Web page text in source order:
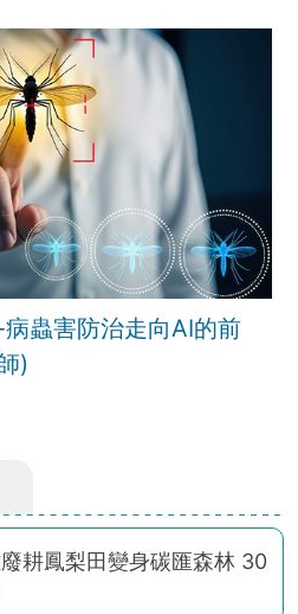
蟲害防治走向AI的前
)
耕鳳梨田變身碳匯森林 30